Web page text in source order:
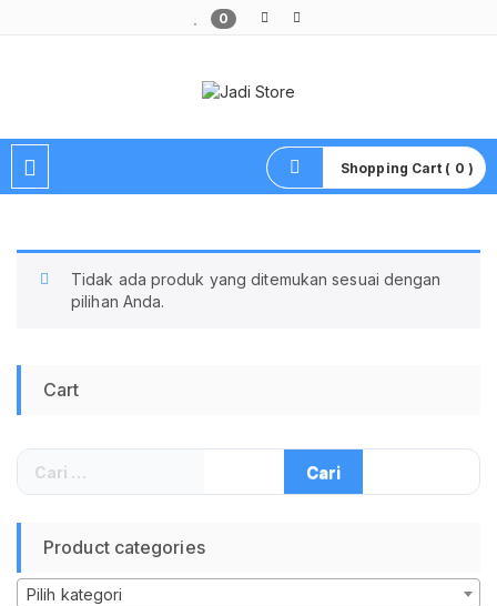
0
Shopping Cart ( 0 )
Tidak ada produk yang ditemukan sesuai dengan
pilihan Anda.
Cart
Cari
untuk:
Product categories
Pilih kategori